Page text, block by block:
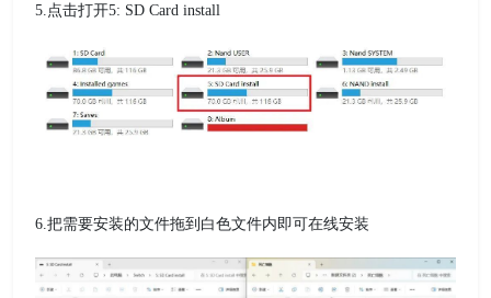
5.点击打开5: SD Card install
6.把需要安装的文件拖到白色文件内即可在线安装